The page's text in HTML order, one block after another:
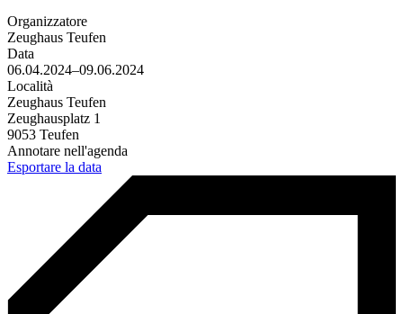
Organizzatore
Zeughaus Teufen
Data
06.04.2024–09.06.2024
Località
Zeughaus Teufen
Zeughausplatz 1
9053 Teufen
Annotare nell'agenda
Esportare la data